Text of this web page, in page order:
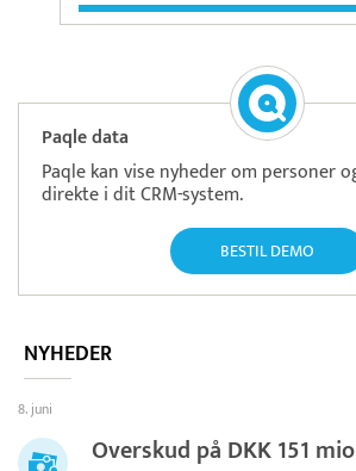
Paqle data
Paqle kan vise nyheder om personer
direkte i dit CRM-system.
BESTIL DEMO
NYHEDER
8. juni
Overskud på DKK 151